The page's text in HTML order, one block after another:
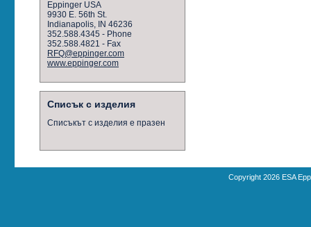
Eppinger USA
9930 E. 56th St.
Indianapolis, IN 46236
352.588.4345 - Phone
352.588.4821 - Fax
RFQ@eppinger.com
www.eppinger.com
Списък с изделия
Списъкът с изделия е празен
Copyright 2026 ESA